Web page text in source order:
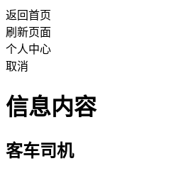
返回首页
刷新页面
个人中心
取消
信息内容
客车司机